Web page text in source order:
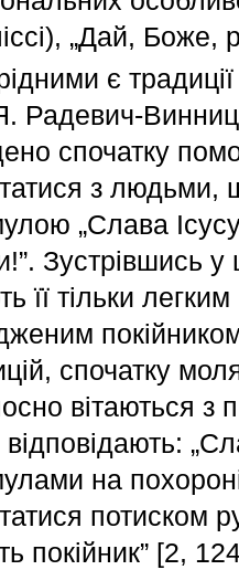
„Дай, Боже,
є
Радевич-
спочатку
з
„Слава Ісусу
Зустрівшись
її тільки
спочатку
вітаються з
відповідають:
на
потиском
покійник” [2,